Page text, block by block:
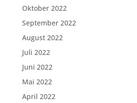
Oktober 2022
September 2022
August 2022
Juli 2022
Juni 2022
Mai 2022
April 2022